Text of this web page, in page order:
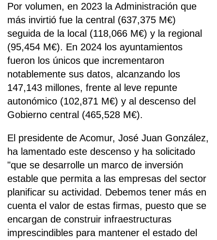
Por volumen, en 2023 la Administración que
más invirtió fue la central (637,375 M€)
seguida de la local (118,066 M€) y la regional
(95,454 M€). En 2024 los ayuntamientos
fueron los únicos que incrementaron
notablemente sus datos, alcanzando los
147,143 millones, frente al leve repunte
autonómico (102,871 M€) y al descenso del
Gobierno central (465,528 M€).
El presidente de Acomur, José Juan González,
ha lamentado este descenso y ha solicitado
"que se desarrolle un marco de inversión
estable que permita a las empresas del sector
planificar su actividad. Debemos tener más en
cuenta el valor de estas firmas, puesto que se
encargan de construir infraestructuras
imprescindibles para mantener el estado del